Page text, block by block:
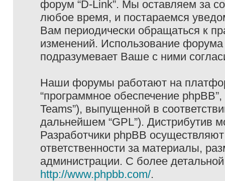
форум “D-Link”. Мы оставляем за
любое время, и постараемся
Вам периодически обращаться к
изменений. Использование
подразумевает Ваше с ними
Наши форумы работают на
“программное обеспечение
Teams”), выпущенной в
дальнейшем “GPL”). Дистрибутив
Разработчики phpBB
ответственности за материалы,
администрации. С более
http://www.phpbb.com/.